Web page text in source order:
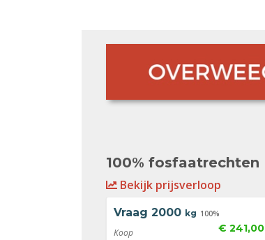
100% fosfaatrechten
Bekijk prijsverloop
Vraag 2000 kg 100%
€ 241,00
Koop